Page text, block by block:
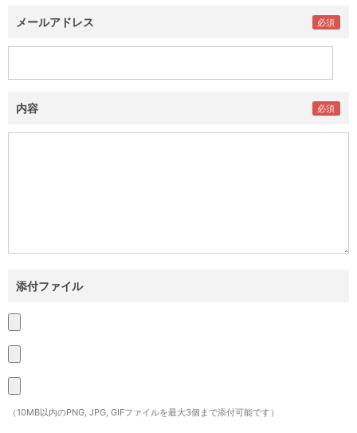
メールアドレス
内容
添付ファイル
（10MB以内のPNG, JPG, GIFファイルを最大3個まで添付可能です）